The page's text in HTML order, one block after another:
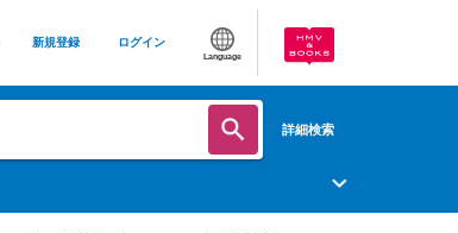
新規登録 ログイン
Language
詳細検索